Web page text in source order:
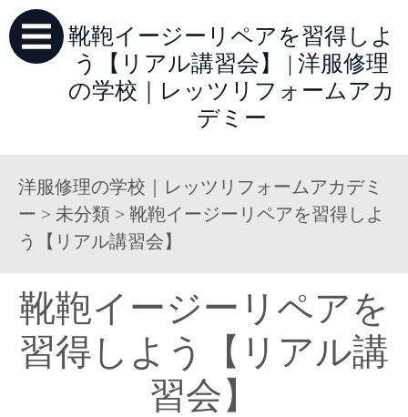
靴鞄イージーリペアを習得しよ
う【リアル講習会】 | 洋服修理
の学校｜レッツリフォームアカ
デミー
洋服修理の学校｜レッツリフォームアカデミ
ー > 未分類 > 靴鞄イージーリペアを習得しよ
う【リアル講習会】
靴鞄イージーリペアを
習得しよう【リアル講
習会】